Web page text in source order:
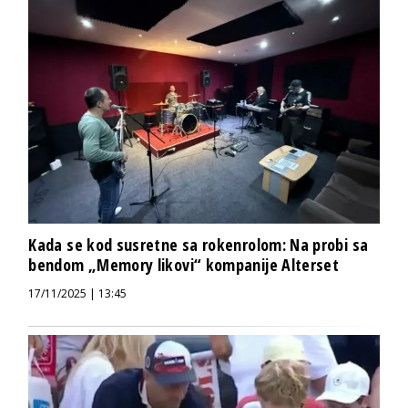
Kada se kod susretne sa rokenrolom: Na probi sa
bendom „Memory likovi“ kompanije Alterset
17/11/2025 | 13:45